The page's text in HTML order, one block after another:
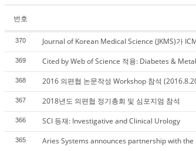
번호
370 Journal of Korean Medical Science (JKMS)​가
369 Cited by Web of Science 적용: Diabetes &
368 2016 의편협 논문작성 Workshop 참석
367 2018년도 의편협 정기총회 및 심포지엄 참석
366 SCI 등재: Investigative and Clinical Urology
365 Aries Systems announces partnership with